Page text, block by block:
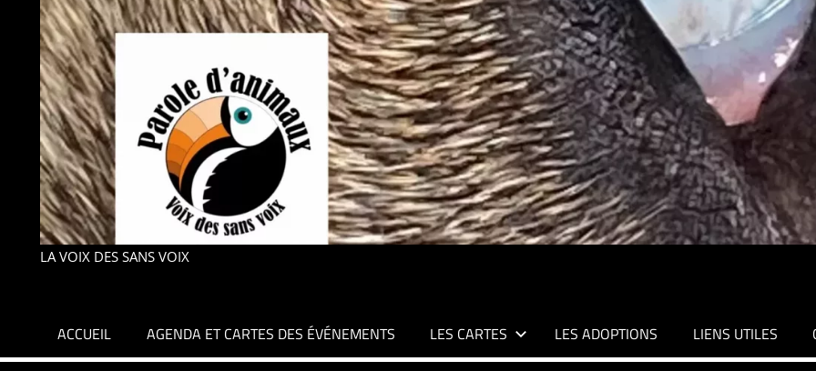
LA VOIX DES SANS VOIX
ACCUEIL AGENDA ET CARTES DES ÉVÉNEMENTS LES CARTES LES ADOPTIONS LIENS UTILES